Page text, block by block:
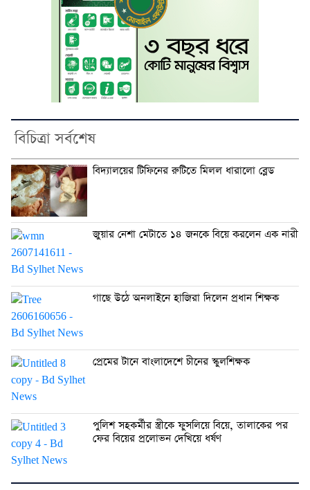
বিচিত্রা সর্বশেষ
বিদ্যালয়ের টিফিনের রুটিতে মিলল ধারালো ব্লেড
জুয়ার নেশা মেটাতে ১৪ জনকে বিয়ে করলেন এক নারী
গাছে উঠে অনলাইনে হাজিরা দিলেন প্রধান শিক্ষক
প্রেমের টানে বাংলাদেশে চীনের স্কুলশিক্ষক
পুলিশ সহকর্মীর স্ত্রীকে ফুসলিয়ে বিয়ে, তালাকের পর
ফের বিয়ের প্রলোভন দেখিয়ে ধর্ষণ